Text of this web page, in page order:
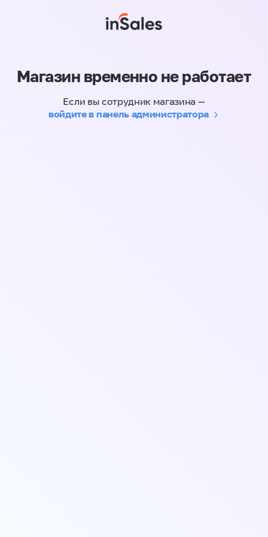
Магазин временно не работает
Если вы сотрудник магазина —
войдите в панель администратора